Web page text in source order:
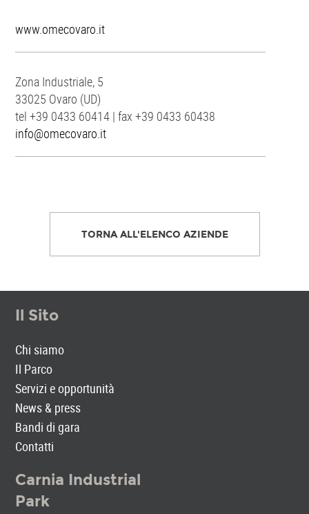
www.omecovaro.it
Zona Industriale, 5
33025 Ovaro (UD)
tel +39 0433 60414 | fax +39 0433 60438
info@omecovaro.it
TORNA ALL'ELENCO AZIENDE
Il Sito
Chi siamo
Il Parco
Servizi e opportunità
News & press
Bandi di gara
Contatti
Carnia Industrial
Park